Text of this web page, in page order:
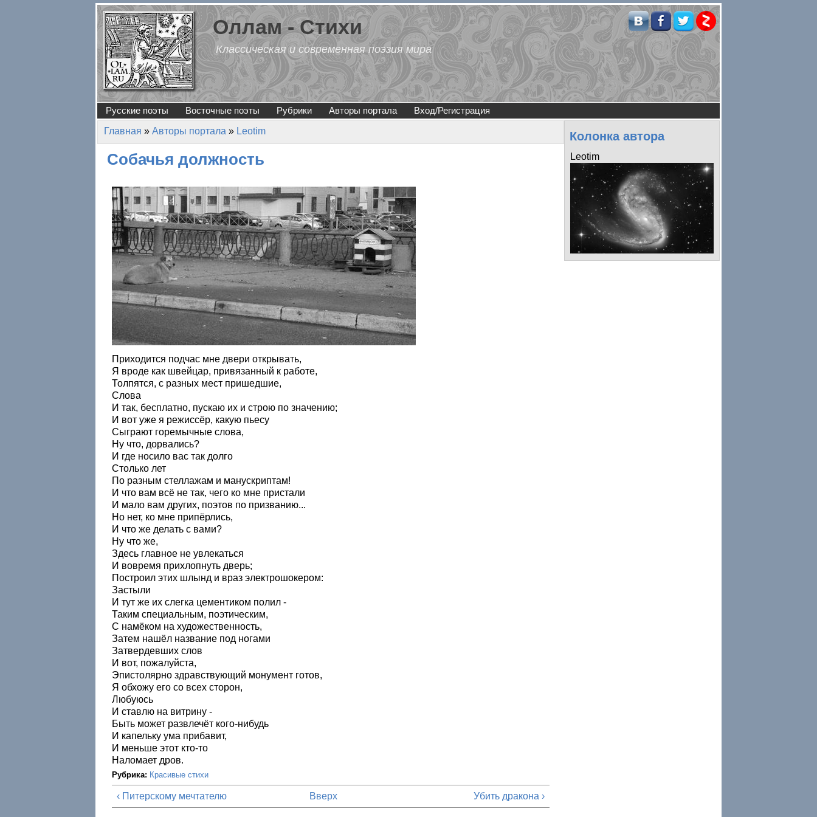
Перейти к основному содержанию
Оллам - Стихи
Классическая и современная поэзия мира
Русские поэты Восточные поэты Рубрики Авторы портала Вход/Регистрация
Вы здесь
Главная » Авторы портала » Leotim
Собачья должность
Приходится подчас мне двери открывать,
Я вроде как швейцар, привязанный к работе,
Толпятся, с разных мест пришедшие,
Слова
И так, бесплатно, пускаю их и строю по значению;
И вот уже я режиссёр, какую пьесу
Сыграют горемычные слова,
Ну что, дорвались?
И где носило вас так долго
Столько лет
По разным стеллажам и манускриптам!
И что вам всё не так, чего ко мне пристали
И мало вам других, поэтов по призванию...
Но нет, ко мне припёрлись,
И что же делать с вами?
Ну что же,
Здесь главное не увлекаться
И вовремя прихлопнуть дверь;
Построил этих шлынд и враз электрошокером:
Застыли
И тут же их слегка цементиком полил -
Таким специальным, поэтическим,
С намёком на художественность,
Затем нашёл название под ногами
Затвердевших слов
И вот, пожалуйста,
Эпистолярно здравствующий монумент готов,
Я обхожу его со всех сторон,
Любуюсь
И ставлю на витрину -
Быть может развлечёт кого-нибудь
И капельку ума прибавит,
И меньше этот кто-то
Наломает дров.
Рубрика: Красивые стихи
‹ Питерскому мечтателю Вверх Убить дракона ›
Колонка автора
Leotim